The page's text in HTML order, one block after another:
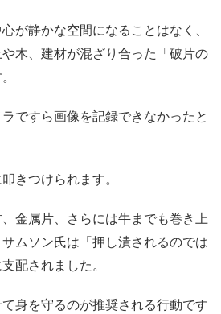
が静かな空間になることはなく、
木、建材が混ざり合った「破片の
ですら画像を記録できなかったと
きつけられます。
金属片、さらには牛までも巻き上
ムソン氏は「押し潰されるのでは
配されました。
身を守るのが推奨される行動です